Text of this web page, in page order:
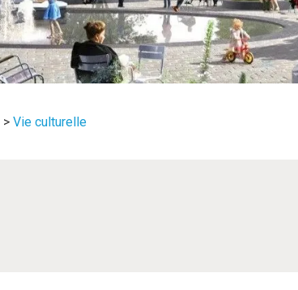
> Vie culturelle